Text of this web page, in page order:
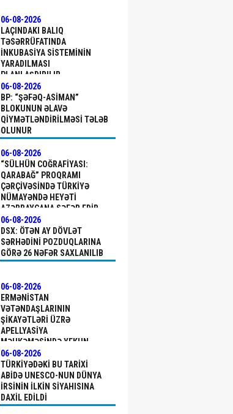
06-08-2026
LAÇINDAKI BALIQ
TƏSƏRRÜFATINDA
INKUBASIYA SISTEMININ
YARADILMASI
PLANLAŞDIRILIR
06-08-2026
BP: “ŞƏFƏQ-ASIMAN”
BLOKUNUN ƏLAVƏ
QIYMƏTLƏNDIRILMƏSI TƏLƏB
OLUNUR
06-08-2026
“SÜLHÜN COĞRAFIYASI:
QARABAĞ” PROQRAMI
ÇƏRÇIVƏSINDƏ TÜRKIYƏ
NÜMAYƏNDƏ HEYƏTI
AZƏRBAYCANA SƏFƏR EDIB
06-08-2026
DSX: ÖTƏN AY DÖVLƏT
SƏRHƏDINI PОZDUQLARINA
GÖRƏ 26 NƏFƏR SAXLANILIB
06-08-2026
ERMƏNISTAN
VƏTƏNDAŞLARININ
ŞIKAYƏTLƏRI ÜZRƏ
APELLYASIYA
MƏHKƏMƏSINDƏ YEKUN
QƏRAR ELAN OLUNUB
06-08-2026
TÜRKIYƏDƏKI BU TARIXI
ABIDƏ UNESCO-NUN DÜNYA
İRSININ İLKIN SIYAHISINA
DAXIL EDILDI